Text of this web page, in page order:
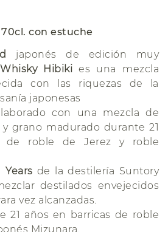
70cl. con estuche
japonés de edición muy
Hibikies una mezcla
con las riquezas de la
japonesas
con una mezcla de
grano madurado durante 21
de roble de Jerez y roble
Years de la destilería Suntory
destilados envejecidos
vez alcanzadas.
21 años en barricas de roble
Mizunara.